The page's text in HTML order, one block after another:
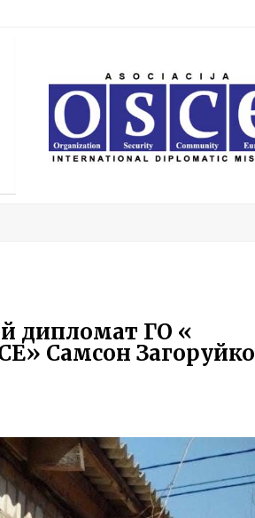
дипломат ГО «
Самсон Загоруйко